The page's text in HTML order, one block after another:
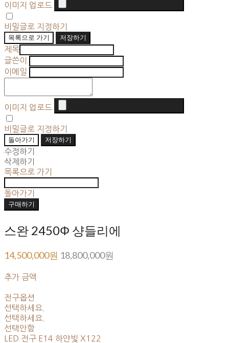
이미지 업로드
비밀글로 지정하기
목록으로 가기
저장하기
제목
글쓴이
이메일
이미지 업로드
비밀글로 지정하기
돌아가기
저장하기
수정하기
삭제하기
목록으로 가기
돌아가기
구매하기
스완 2450Φ 샹들리에
14,500,000원 18,800,000원
추가 금액
전구옵션
선택하세요.
선택하세요.
선택안함
LED 전구 E14 하얀빛 X122